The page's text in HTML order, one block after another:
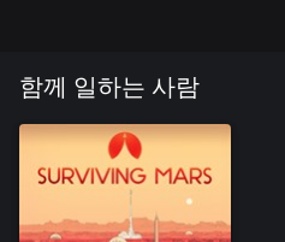
함께 일하는 사람